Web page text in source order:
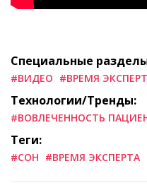
Специальные
#ВИДЕО #ВРЕМЯ
Технологии/Тренды:
#ВОВЛЕЧЕННОСТЬ
Теги:
#СОН #ВРЕМЯ ЭКСПЕРТА